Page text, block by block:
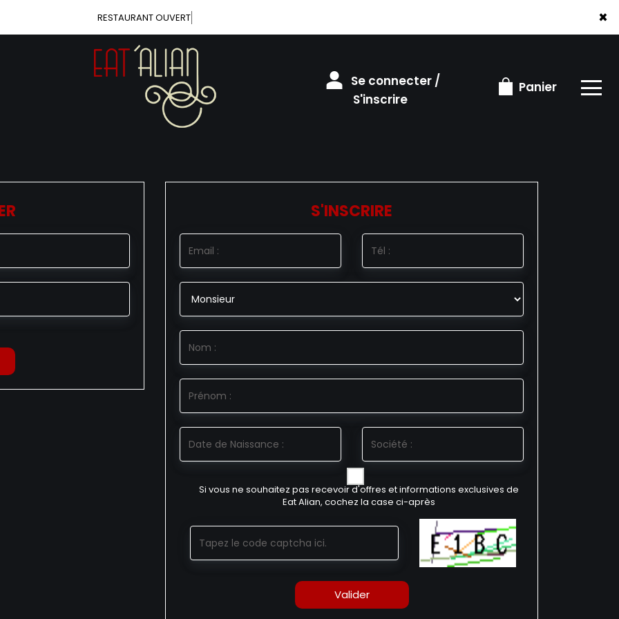
×
RESTAURANT OUVERT
Se connecter /
S'inscrire
Panier
S'INSCRIRE
Si vous ne souhaitez pas recevoir d'offres et informations exclusives de
Eat Alian, cochez la case ci-après
Valider